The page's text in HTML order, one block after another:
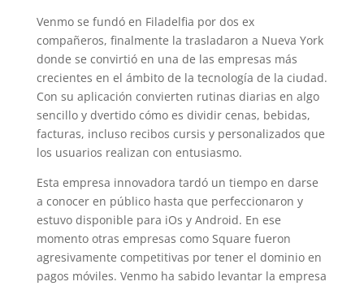
Venmo se fundó en Filadelfia por dos ex
compañeros, finalmente la trasladaron a Nueva York
donde se convirtió en una de las empresas más
crecientes en el ámbito de la tecnología de la ciudad.
Con su aplicación convierten rutinas diarias en algo
sencillo y dvertido cómo es dividir cenas, bebidas,
facturas, incluso recibos cursis y personalizados que
los usuarios realizan con entusiasmo.
Esta empresa innovadora tardó un tiempo en darse
a conocer en público hasta que perfeccionaron y
estuvo disponible para iOs y Android. En ese
momento otras empresas como Square fueron
agresivamente competitivas por tener el dominio en
pagos móviles. Venmo ha sabido levantar la empresa